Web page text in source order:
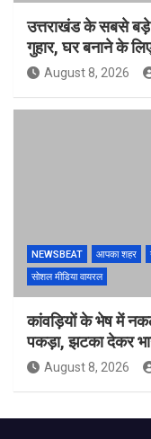
उत्तराखंड के सबसे
गुहार, घर बनाने के
August 8, 2026
NEWSBEAT आपका शहर
सोशल मीडिया वायरल
कांवड़ियों के भेष में
पकड़ा, झटका देकर
August 8, 2026